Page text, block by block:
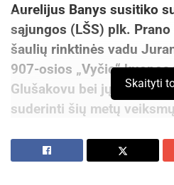
Aurelijus Banys susitiko
sąjungos (LŠS) plk.
šaulių rinktinės vadu
907-osios „Vyčio“
Glušakovu bei jų
suderinti šių metų
gyvenimą.
Skaityti